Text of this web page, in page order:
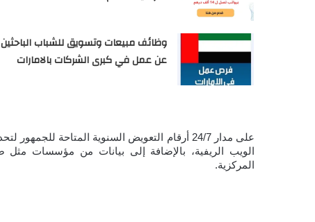
وظائف مبيعات وتسويق للشباب الباحثين
عن عمل في كبرى الشركات بالامارات
المركزية.